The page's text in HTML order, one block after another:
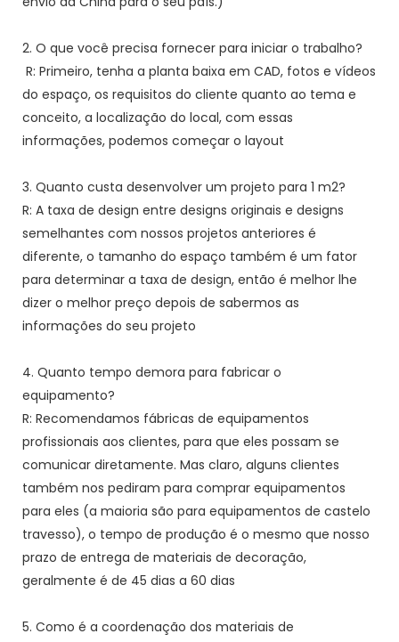
2. O que você precisa fornecer para iniciar o trabalho?
R: Primeiro, tenha a planta baixa em CAD, fotos e vídeos
do espaço, os requisitos do cliente quanto ao tema e
conceito, a localização do local, com essas
informações, podemos começar o layout
3. Quanto custa desenvolver um projeto para 1 m2?
R: A taxa de design entre designs originais e designs
semelhantes com nossos projetos anteriores é
diferente, o tamanho do espaço também é um fator
para determinar a taxa de design, então é melhor lhe
dizer o melhor preço depois de sabermos as
informações do seu projeto
4. Quanto tempo demora para fabricar o
equipamento?
R: Recomendamos fábricas de equipamentos
profissionais aos clientes, para que eles possam se
comunicar diretamente. Mas claro, alguns clientes
também nos pediram para comprar equipamentos
para eles (a maioria são para equipamentos de castelo
travesso), o tempo de produção é o mesmo que nosso
prazo de entrega de materiais de decoração,
geralmente é de 45 dias a 60 dias
5. Como é a coordenação dos materiais de